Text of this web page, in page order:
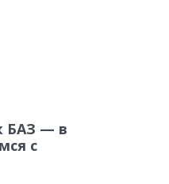
БАЗ — в
с